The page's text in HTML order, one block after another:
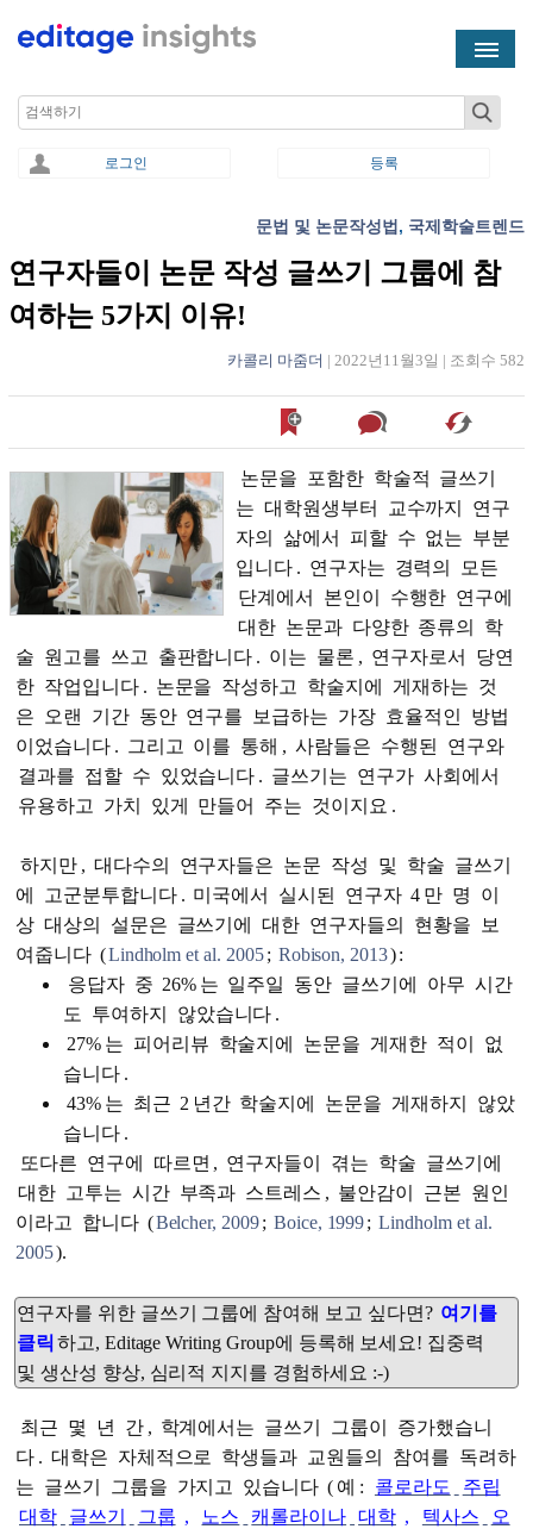
Search
로그인 등록
문법 및 논문작성법 , 국제학술트렌드
연구자들이 논문 작성 글쓰기 그룹에 참
여하는 5가지 이유!
카콜리 마줌더 | 2022년11월3일 | 조회수 582
논문을 포함한 학술적 글쓰기
는 대학원생부터 교수까지
연구
자의
삶에서 피할 수 없는 부분
입니다 . 연구자는 경력의
모든
단계에서
본인이 수행한 연구에
대한 논문과 다양한 종류의
학
술 원고를 쓰고 출판합니다 . 이는 물론 , 연구자로서
당연
한 작업입니다 . 논문을 작성하고 학술지에 게재하는 것
은
오랜 기간 동안 연구를 보급하는 가장 효율적인
방법
이었습니다 . 그리고 이를 통해 , 사람들은 수행된
연구와
결과를 접할 수 있었습니다 . 글쓰기는 연구가 사회에서
유용하고
가치 있게 만들어 주는 것이지요 .
하지만 , 대다수의 연구자들은 논문 작성 및 학술 글쓰기
에
고군분투합니다 . 미국에서 실시된 연구자 4 만 명
이
상 대상의 설문은 글쓰기에 대한 연구자들의 현황을
보
여줍니다 (Lindholm et al. 2005; Robison, 2013):
응답자 중 26% 는 일주일 동안 글쓰기에 아무 시간
도
투여하지 않았습니다 .
27% 는 피어리뷰 학술지에 논문을 게재한 적이
없
습니다 .
43% 는 최근 2 년간 학술지에 논문을 게재하지
않았
습니다 .
또다른 연구에 따르면 , 연구자들이 겪는 학술 글쓰기에
대한 고투는 시간 부족과 스트레스 , 불안감이 근본 원인
이라고
합니다 (Belcher, 2009; Boice, 1999; Lindholm et al.
2005).
연구자를 위한 글쓰기 그룹에 참여해 보고 싶다면? 여기를
클릭 하고, Editage Writing Group에 등록해 보세요! 집중력
및 생산성 향상, 심리적 지지를 경험하세요 :-)
최근 몇 년 간 , 학계에서는 글쓰기 그룹이
증가했습니
다 . 대학은 자체적으로 학생들과 교원들의 참여를 독려하
는 글쓰기 그룹을 가지고 있습니다 ( 예 : 콜로라도
주립
대학
글쓰기 그룹 , 노스 캐롤라이나 대학 , 텍사스
오